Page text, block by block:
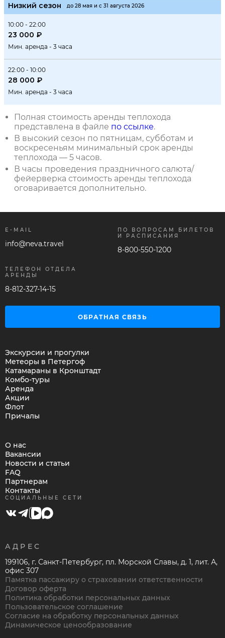
Низкий сезон до 28 мая и с 31 августа 2026
10:00 - 22:00
23 000 ₽
Мин. аренда - 3 часа
22:00 - 10:00
28 000 ₽
Мин. аренда - 3 часа
Полная стоимость аренды теплохода
представлена в файле по ссылке.
В высокий сезон по пятницам, субботам и
воскресеньям минимальный срок аренды
теплохода ― 5 часов.
В часы проведения праздничного салюта/
фейерверка стоимость аренды теплохода
оговаривается дополнительно.
E-MAIL
info@neva.travel
ПО ВОПРОСАМ БИЛЕТОВ
И РАСПИСАНИЯ
8-800-550-1200
ТЕЛЕФОН ОТДЕЛА
АРЕНДЫ
8-812-327-14-15
ОБРАТНАЯ СВЯЗЬ
Экскурсии и прогулки
Метеоры в Петергоф
Катамараны в Кронштадт
Комбо-туры
Аренда
Акции
Флот
Причалы
О нас
Вакансии
Новости и статьи
FAQ
Партнерам
Контакты
СОЦИАЛЬНЫЕ СЕТИ
АДРЕС
199106, г. Санкт-Петербург, пл. Морской Славы, д. 1, лит. А,
офис 307
Памятка пассажиру о страховании ответственности
Договор оферта
Политика обработки персональных данных
Пользовательское соглашение
Согласие на обработку персональных данных
Динамическое ценообразование